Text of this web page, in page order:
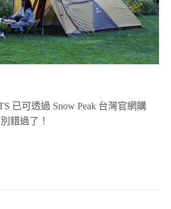
已可透過 Snow Peak 台灣官網購
錯過了！